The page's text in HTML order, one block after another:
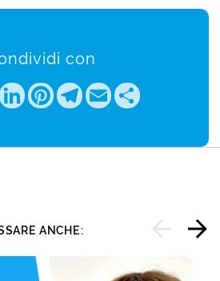
con
LinkedIn
Pinterest
Telegram
EmailShare
ANCHE: